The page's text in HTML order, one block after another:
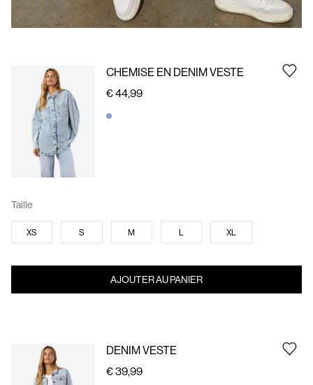
CHEMISE EN DENIM VESTE
€ 44,99
Taille
XS S M L XL
AJOUTER AU PANIER
DENIM VESTE
€ 39,99